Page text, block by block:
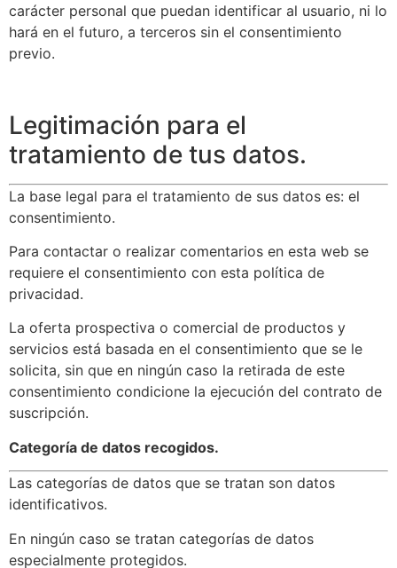
carácter personal que puedan identificar al usuario, ni lo
hará en el futuro, a terceros sin el consentimiento
previo.
Legitimación para el
tratamiento de tus datos.
La base legal para el tratamiento de sus datos es: el
consentimiento.
Para contactar o realizar comentarios en esta web se
requiere el consentimiento con esta política de
privacidad.
La oferta prospectiva o comercial de productos y
servicios está basada en el consentimiento que se le
solicita, sin que en ningún caso la retirada de este
consentimiento condicione la ejecución del contrato de
suscripción.
Categoría de datos recogidos.
Las categorías de datos que se tratan son datos
identificativos.
En ningún caso se tratan categorías de datos
especialmente protegidos.